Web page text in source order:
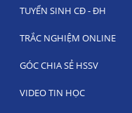
TUYỂN SINH CĐ - ĐH
TRẮC NGHIỆM ONLINE
GÓC CHIA SẺ HSSV
VIDEO TIN HỌC